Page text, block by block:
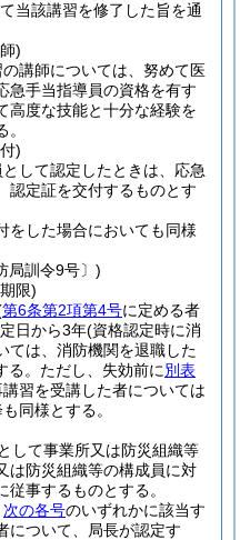
当該講習を修了した旨を通
)
講師については、努めて医
急手当指導員の資格を有す
高度な技能と十分な経験を
)
して認定したときは、応急
認定証を交付するものとす
をした場合においても同様
局訓令9号〕)
限)
第6条第2項第4号に定める者
日から3年(資格認定時に消
ては、消防機関を退職した
。 ただし、失効前に別表
習を受講した者については
同様とする。
して事業所又は防災組織等
は防災組織等の構成員に対
事するものとする。
次の各号のいずれかに該当す
について、局長が認定す